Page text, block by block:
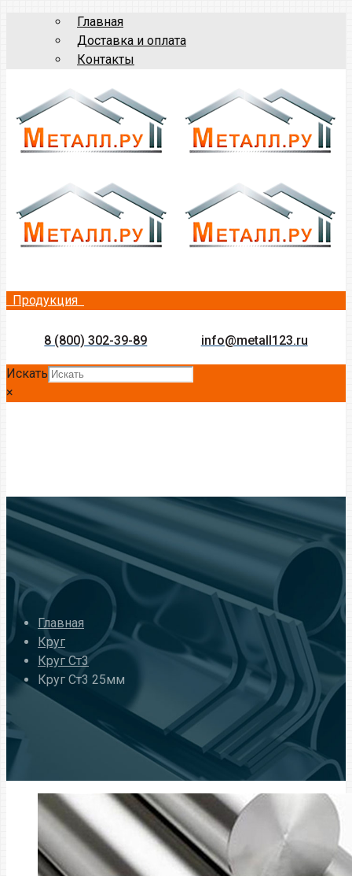
Главная
Доставка и оплата
Контакты
Продукция
8 (800) 302-39-89 info@metall123.ru
Искать
×
Главная
Круг
Круг Ст3
Круг Ст3 25мм